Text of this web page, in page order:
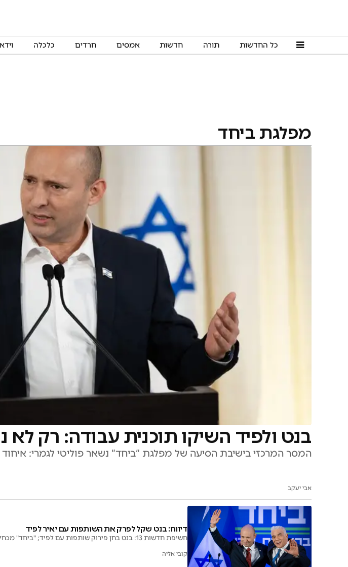
כל החדשות תורה חדשות אמסים חרדים כלכלה
מפלגת ביחד
בנט ולפיד השיקו תוכנית עבודה: רק לא
המסר המרכזי בישיבת הסיעה של מפלגת “ביחד” נשאר פוליטי לגמרי:
אבי יעקב
דיווח: בנט שקל לפרק את השותפות עם יאיר לפיד
חשיפת חדשות 13: בנט בחן פירוק שותפות עם לפיד; "ביחד" מכחישים, ובנט מצהיר על המשך מאמצי האחדות בגוש
קובי אליה